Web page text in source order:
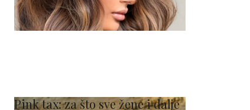
Pink tax: za što sve žene i dalje